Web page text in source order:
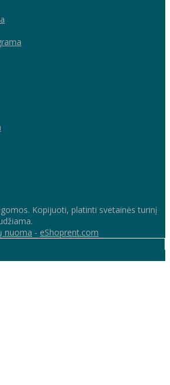
Kopijuoti, platinti svetainės turinį
nuoma - eShoprent.com